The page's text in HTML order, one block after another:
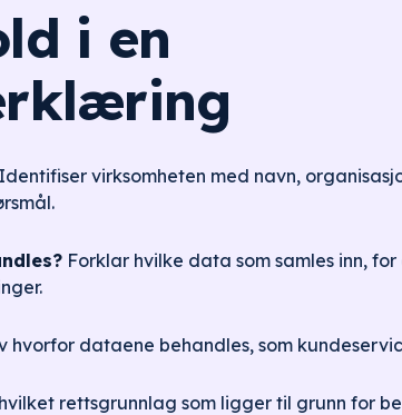
i en
Identifiser virksomheten med navn,
Forklar hvilke data som samles inn,
hvorfor dataene behandles, som
rettsgrunnlag som ligger til grunn for